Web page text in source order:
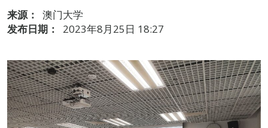
来源：
澳门大学
发布日期：
2023年8月25日 18:27